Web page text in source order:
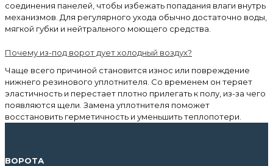
соединения панелей, чтобы избежать попадания влаги внутрь
механизмов. Для регулярного ухода обычно достаточно воды,
мягкой губки и нейтрального моющего средства.
Почему из-под ворот дует холодный воздух?
Чаще всего причиной становится износ или повреждение
нижнего резинового уплотнителя. Со временем он теряет
эластичность и перестает плотно прилегать к полу, из-за чего
появляются щели. Замена уплотнителя поможет
восстановить герметичность и уменьшить теплопотери.
ВОРОТА